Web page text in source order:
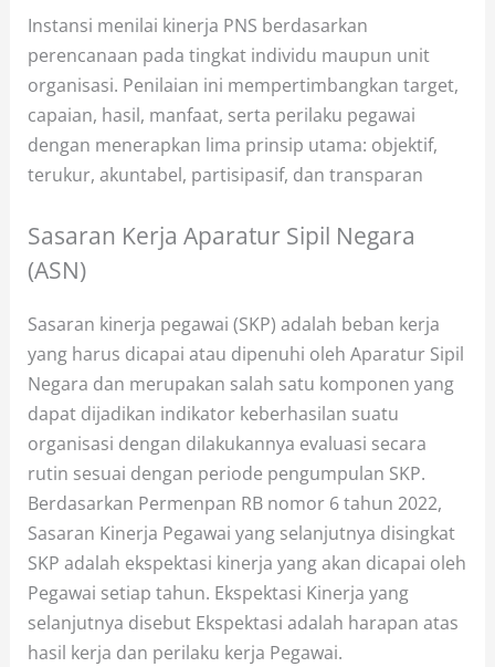
Instansi menilai kinerja PNS berdasarkan
perencanaan pada tingkat individu maupun unit
organisasi. Penilaian ini mempertimbangkan target,
capaian, hasil, manfaat, serta perilaku pegawai
dengan menerapkan lima prinsip utama: objektif,
terukur, akuntabel, partisipasif, dan transparan
Sasaran Kerja Aparatur Sipil Negara
(ASN)
Sasaran kinerja pegawai (SKP) adalah beban kerja
yang harus dicapai atau dipenuhi oleh Aparatur Sipil
Negara dan merupakan salah satu komponen yang
dapat dijadikan indikator keberhasilan suatu
organisasi dengan dilakukannya evaluasi secara
rutin sesuai dengan periode pengumpulan SKP.
Berdasarkan Permenpan RB nomor 6 tahun 2022,
Sasaran Kinerja Pegawai yang selanjutnya disingkat
SKP adalah ekspektasi kinerja yang akan dicapai oleh
Pegawai setiap tahun. Ekspektasi Kinerja yang
selanjutnya disebut Ekspektasi adalah harapan atas
hasil kerja dan perilaku kerja Pegawai.